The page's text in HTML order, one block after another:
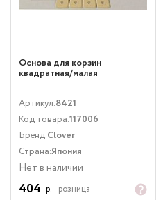
Основа для корзин
квадратная/малая
Артикул:8421
Код товара:117006
Бренд:Clover
Страна:Япония
Нет в наличии
404 р. розница